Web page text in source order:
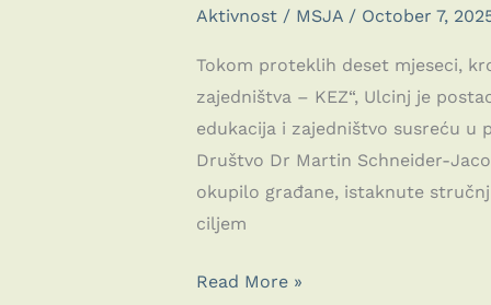
Aktivnost/ MSJA / October 7,
Tokom proteklih deset mjeseci,
zajedništva – KEZ“, Ulcinj je
edukacija i zajedništvo susreću
Društvo Dr Martin Schneider-
okupilo građane, istaknute
ciljem
Završen
Read More »